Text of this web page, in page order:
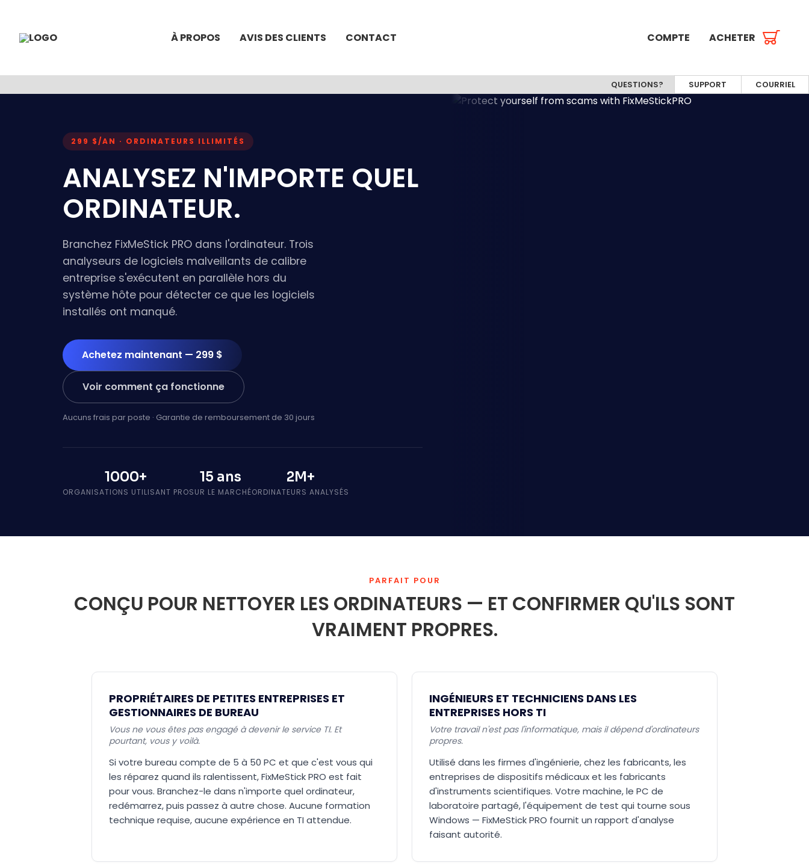
À PROPOS AVIS DES CLIENTS CONTACT COMPTE ACHETER
QUESTIONS? SUPPORT COURRIEL
299 $/AN · ORDINATEURS ILLIMITÉS
ANALYSEZ N'IMPORTE QUEL
ORDINATEUR.
Branchez FixMeStick PRO dans l'ordinateur. Trois
analyseurs de logiciels malveillants de calibre
entreprise s'exécutent en parallèle hors du
système hôte pour détecter ce que les logiciels
installés ont manqué.
Achetez maintenant — 299 $
Voir comment ça fonctionne
Aucuns frais par poste · Garantie de remboursement de 30 jours
1000+
ORGANISATIONS UTILISANT PRO
15 ans
SUR LE MARCHÉ
2M+
ORDINATEURS ANALYSÉS
PARFAIT POUR
CONÇU POUR NETTOYER LES ORDINATEURS — ET CONFIRMER QU'ILS SONT
VRAIMENT PROPRES.
PROPRIÉTAIRES DE PETITES ENTREPRISES ET
GESTIONNAIRES DE BUREAU
Vous ne vous êtes pas engagé à devenir le service TI. Et
pourtant, vous y voilà.
Si votre bureau compte de 5 à 50 PC et que c'est vous qui
les réparez quand ils ralentissent, FixMeStick PRO est fait
pour vous. Branchez-le dans n'importe quel ordinateur,
redémarrez, puis passez à autre chose. Aucune formation
technique requise, aucune expérience en TI attendue.
INGÉNIEURS ET TECHNICIENS DANS LES
ENTREPRISES HORS TI
Votre travail n'est pas l'informatique, mais il dépend d'ordinateurs
propres.
Utilisé dans les firmes d'ingénierie, chez les fabricants, les
entreprises de dispositifs médicaux et les fabricants
d'instruments scientifiques. Votre machine, le PC de
laboratoire partagé, l'équipement de test qui tourne sous
Windows — FixMeStick PRO fournit un rapport d'analyse
faisant autorité.